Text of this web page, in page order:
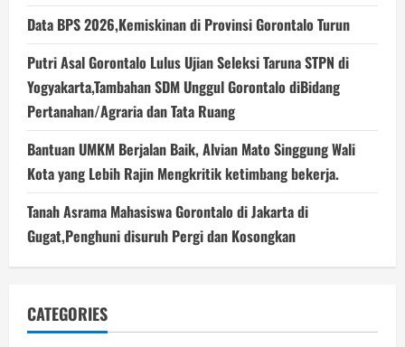
Data BPS 2026,Kemiskinan di Provinsi Gorontalo Turun
Putri Asal Gorontalo Lulus Ujian Seleksi Taruna STPN di
Yogyakarta,Tambahan SDM Unggul Gorontalo diBidang
Pertanahan/Agraria dan Tata Ruang
Bantuan UMKM Berjalan Baik, Alvian Mato Singgung Wali
Kota yang Lebih Rajin Mengkritik ketimbang bekerja.
Tanah Asrama Mahasiswa Gorontalo di Jakarta di
Gugat,Penghuni disuruh Pergi dan Kosongkan
CATEGORIES